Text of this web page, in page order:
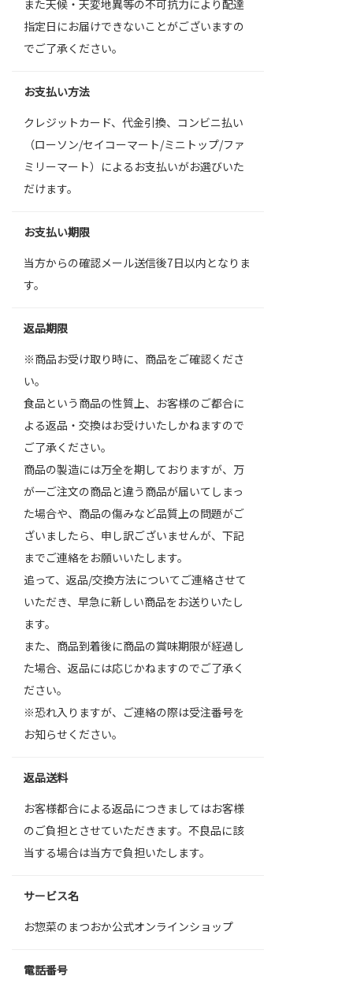
また天候・天変地異等の不可抗力により配達
指定日にお届けできないことがございますの
でご了承ください。
お支払い方法
クレジットカード、代金引換、コンビニ払い
（ローソン/セイコーマート/ミニトップ/ファ
ミリーマート）によるお支払いがお選びいた
だけます。
お支払い期限
当方からの確認メール送信後7日以内となりま
す。
返品期限
※商品お受け取り時に、商品をご確認くださ
い。
食品という商品の性質上、お客様のご都合に
よる返品・交換はお受けいたしかねますので
ご了承ください。
商品の製造には万全を期しておりますが、万
が一ご注文の商品と違う商品が届いてしまっ
た場合や、商品の傷みなど品質上の問題がご
ざいましたら、申し訳ございませんが、下記
までご連絡をお願いいたします。
追って、返品/交換方法についてご連絡させて
いただき、早急に新しい商品をお送りいたし
ます。
また、商品到着後に商品の賞味期限が経過し
た場合、返品には応じかねますのでご了承く
ださい。
※恐れ入りますが、ご連絡の際は受注番号を
お知らせください。
返品送料
お客様都合による返品につきましてはお客様
のご負担とさせていただきます。不良品に該
当する場合は当方で負担いたします。
サービス名
お惣菜のまつおか公式オンラインショップ
電話番号